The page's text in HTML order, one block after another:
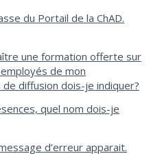
du Portail de la ChAD.
une formation offerte sur
de mon
diffusion dois-je indiquer?
quel nom dois-je
d’erreur apparait.